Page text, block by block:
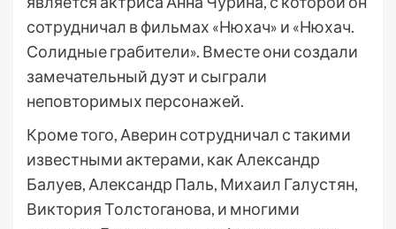
сотрудничал в фильмах «Нюхач» и «Нюхач.
Солидные грабители». Вместе они создали
замечательный дуэт и сыграли
неповторимых персонажей.
Кроме того, Аверин сотрудничал с такими
известными актерами, как Александр
Балуев, Александр Паль, Михаил Галустян,
Виктория Толстоганова, и многими